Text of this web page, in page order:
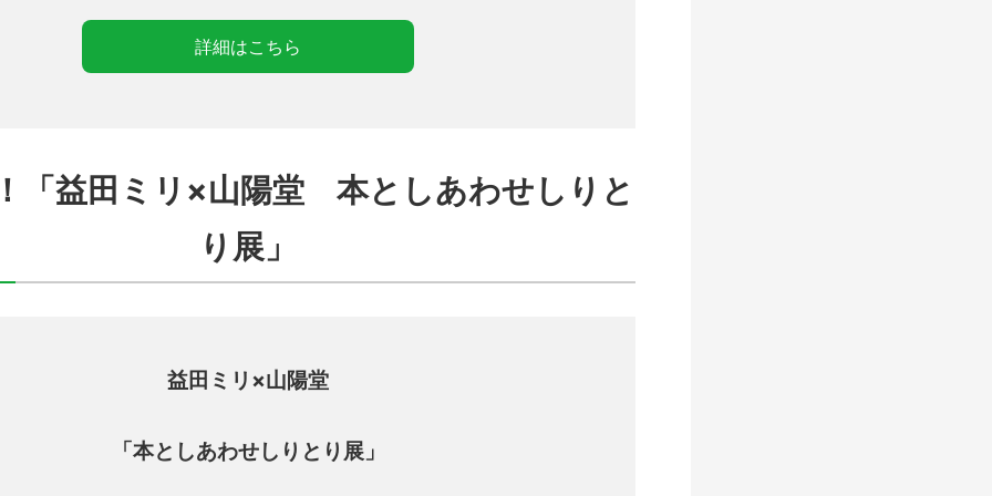
詳細はこちら
「益田ミリ×山陽堂 本としあわせしりと
り展」
益田ミリ×山陽堂
「本としあわせしりとり展」